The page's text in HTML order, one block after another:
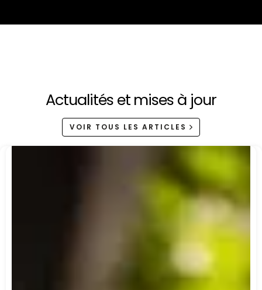
Actualités et mises à jour
VOIR TOUS LES ARTICLES